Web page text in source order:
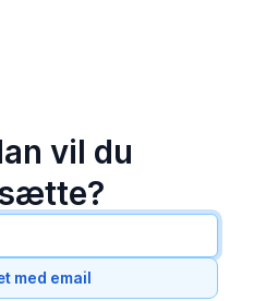
vil du
med email